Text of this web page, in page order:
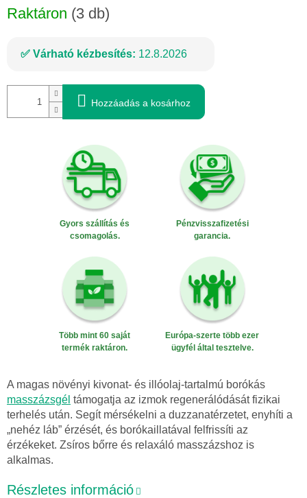
Raktáron (3 db)
Várható kézbesítés: 12.8.2026
Hozzáadás a kosárhoz
Gyors szállítás és
csomagolás.
Pénzvisszafizetési
garancia.
Több mint 60 saját
termék raktáron.
Európa-szerte több ezer
ügyfél által tesztelve.
A magas növényi kivonat- és illóolaj-tartalmú borókás
masszázsgél támogatja az izmok regenerálódását fizikai
terhelés után. Segít mérsékelni a duzzanatérzetet, enyhíti a
„nehéz láb” érzését, és borókaillatával felfrissíti az
érzékeket. Zsíros bőrre és relaxáló masszázshoz is
alkalmas.
Részletes információ